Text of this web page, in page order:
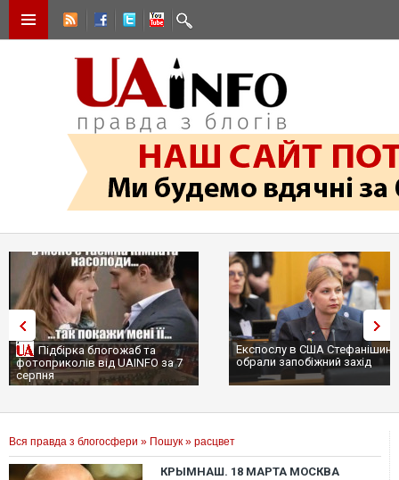
Підбірка блогожаб та
фотоприколів від UAINFO за 7
серпня
Експослу в США
обрали запобіжний захід
Вся правда з блогосфери » Пошук » расцвет
КРЫМНАШ. 18 МАРТА МОСКВА